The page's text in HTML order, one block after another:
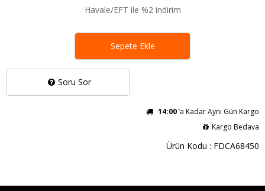
Soru Sor
Havale/EFT ile %2 indirim
14:00’a Kadar Aynı Gün Kargo
Kargo Bedava
Ürün Kodu : FDCA68450
Sepete Ekle